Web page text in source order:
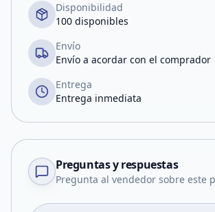
Disponibilidad
100 disponibles
Envío
Envío a acordar con el comprador
Entrega
Entrega inmediata
Preguntas y respuestas
Pregunta al vendedor sobre este